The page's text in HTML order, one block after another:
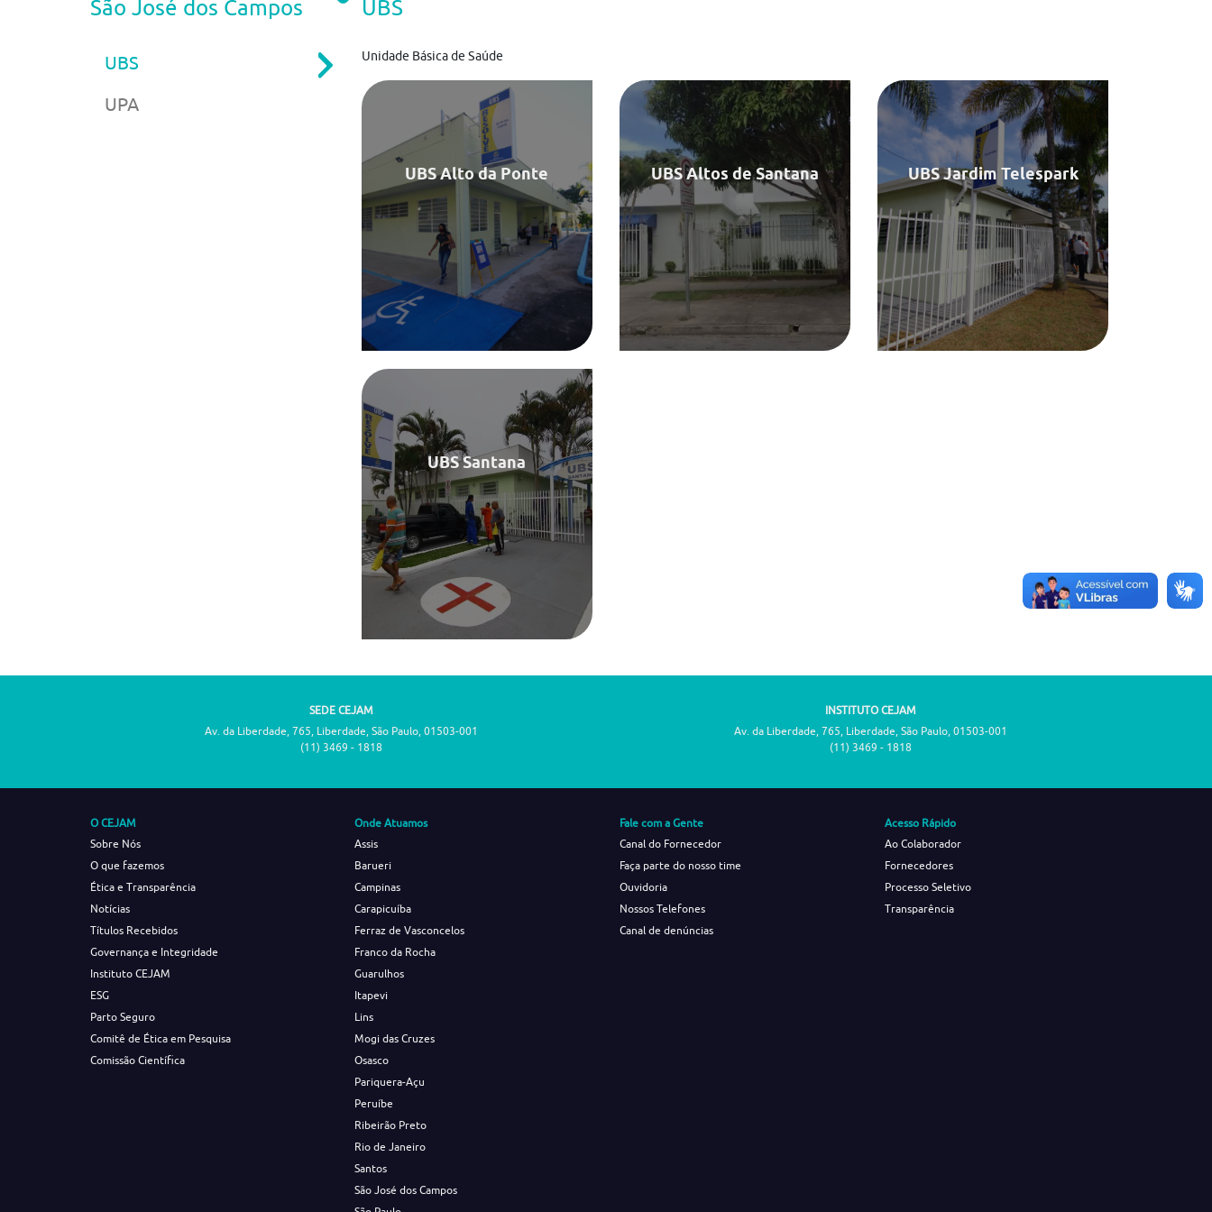
São José dos Campos
UBS
UPA
UBS
Unidade Básica de Saúde
UBS Alto da Ponte
Rua Alzíro Lebrão, s/n - Alto da
Ponte , 12212-500
(12) 3922-8295
7h - 18h
Saiba Mais
UBS Altos de Santana
Av. Alto do Rio Doce, 1585 -
Jardim Altos de Santana , 12214-010
(12) 3911-2167
7h - 18h
Saiba Mais
UBS Jardim Telespark
Rua Benedito Pereira Lima, 210,
Jardim Telespark , 12212-700
(12) 3921-4213
7h - 18h
Saiba Mais
UBS Santana
Avenida Rui Barbosa, 2455,
Santana , 12212-000
(12) 3922-4035
7h - 18h
Saiba Mais
SEDE CEJAM
Av. da Liberdade, 765, Liberdade, São Paulo, 01503-001
(11) 3469 - 1818
INSTITUTO CEJAM
Av. da Liberdade, 765, Liberdade, São Paulo, 01503-001
(11) 3469 - 1818
O CEJAM
Sobre Nós
O que fazemos
Ética e Transparência
Notícias
Títulos Recebidos
Governança e Integridade
Instituto CEJAM
ESG
Parto Seguro
Comitê de Ética em Pesquisa
Comissão Científica
Onde Atuamos
Assis
Barueri
Campinas
Carapicuíba
Ferraz de Vasconcelos
Franco da Rocha
Guarulhos
Itapevi
Lins
Mogi das Cruzes
Osasco
Pariquera-Açu
Peruíbe
Ribeirão Preto
Rio de Janeiro
Santos
São José dos Campos
Fale com a Gente
Canal do Fornecedor
Faça parte do nosso time
Ouvidoria
Nossos Telefones
Canal de denúncias
Acesso Rápido
Ao Colaborador
Fornecedores
Processo Seletivo
Transparência